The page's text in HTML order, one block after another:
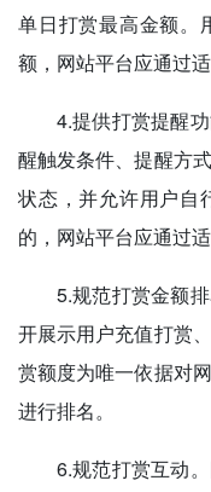
单日打赏最高金额。
额，网站平台应通过适
4.提供打赏提醒
醒触发条件、提醒方
状态，并允许用户自
的，网站平台应通过适
5.规范打赏金额
开展示用户充值打赏
赏额度为唯一依据对
进行排名。
6.规范打赏互动